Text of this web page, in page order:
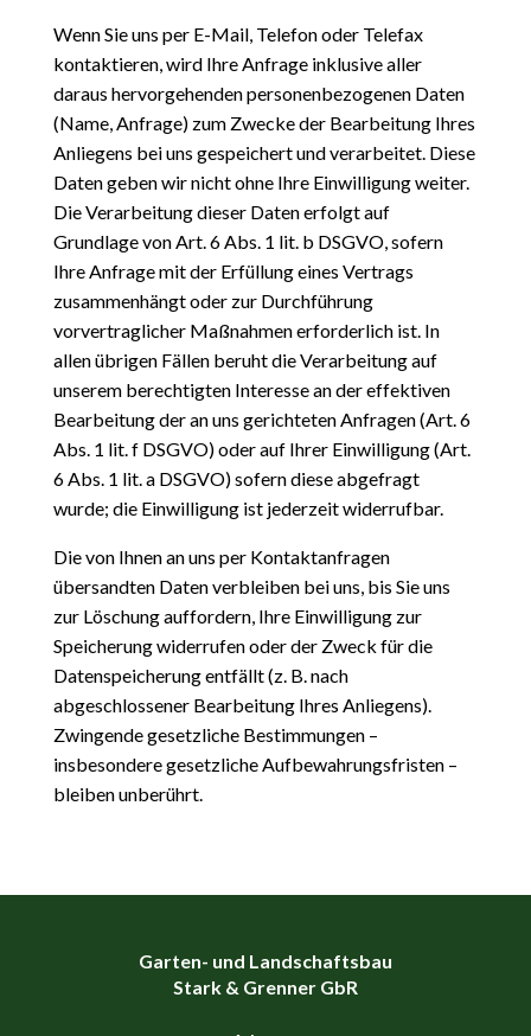
Wenn Sie uns per E-Mail, Telefon oder Telefax
kontaktieren, wird Ihre Anfrage inklusive aller
daraus hervorgehenden personenbezogenen Daten
(Name, Anfrage) zum Zwecke der Bearbeitung Ihres
Anliegens bei uns gespeichert und verarbeitet. Diese
Daten geben wir nicht ohne Ihre Einwilligung weiter.
Die Verarbeitung dieser Daten erfolgt auf
Grundlage von Art. 6 Abs. 1 lit. b DSGVO, sofern
Ihre Anfrage mit der Erfüllung eines Vertrags
zusammenhängt oder zur Durchführung
vorvertraglicher Maßnahmen erforderlich ist. In
allen übrigen Fällen beruht die Verarbeitung auf
unserem berechtigten Interesse an der effektiven
Bearbeitung der an uns gerichteten Anfragen (Art. 6
Abs. 1 lit. f DSGVO) oder auf Ihrer Einwilligung (Art.
6 Abs. 1 lit. a DSGVO) sofern diese abgefragt
wurde; die Einwilligung ist jederzeit widerrufbar.
Die von Ihnen an uns per Kontaktanfragen
übersandten Daten verbleiben bei uns, bis Sie uns
zur Löschung auffordern, Ihre Einwilligung zur
Speicherung widerrufen oder der Zweck für die
Datenspeicherung entfällt (z. B. nach
abgeschlossener Bearbeitung Ihres Anliegens).
Zwingende gesetzliche Bestimmungen –
insbesondere gesetzliche Aufbewahrungsfristen –
bleiben unberührt.
Garten- und Landschaftsbau
Stark & Grenner GbR